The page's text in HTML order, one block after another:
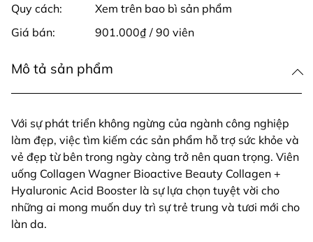
Quy cách:
Xem trên bao bì sản phẩm
Giá bán:
901.000₫ / 90 viên
Mô tả sản phẩm
Với sự phát triển không ngừng của ngành công nghiệp
làm đẹp, việc tìm kiếm các sản phẩm hỗ trợ sức khỏe và
vẻ đẹp từ bên trong ngày càng trở nên quan trọng. Viên
uống Collagen Wagner Bioactive Beauty Collagen +
Hyaluronic Acid Booster là sự lựa chọn tuyệt vời cho
những ai mong muốn duy trì sự trẻ trung và tươi mới cho
làn da.